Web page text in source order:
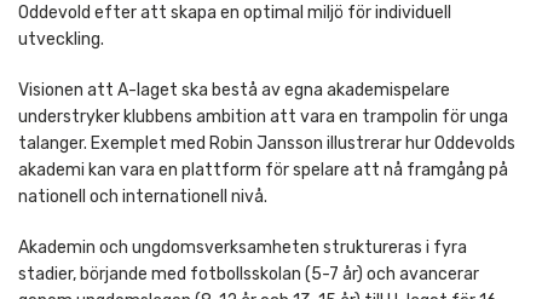
Oddevold efter att skapa en optimal miljö för individuell
utveckling.
Visionen att A-laget ska bestå av egna akademispelare
understryker klubbens ambition att vara en trampolin för unga
talanger. Exemplet med Robin Jansson illustrerar hur Oddevolds
akademi kan vara en plattform för spelare att nå framgång på
nationell och internationell nivå.
Akademin och ungdomsverksamheten struktureras i fyra
stadier, börjande med fotbollsskolan (5-7 år) och avancerar